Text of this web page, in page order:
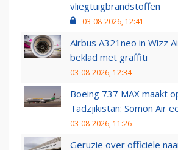
vliegtuigbrandstoffen
03-08-2026, 12:41
Airbus A321neo in Wizz
beklad met graffiti
03-08-2026, 12:34
Boeing 737 MAX maakt
Tadzjikistan: Somon Air
03-08-2026, 11:26
Geruzie over officiële